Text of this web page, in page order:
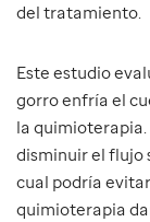
del tratamiento.
Este estudio
gorro enfría el
la
disminuir el flujo
cual podría
quimioterapia